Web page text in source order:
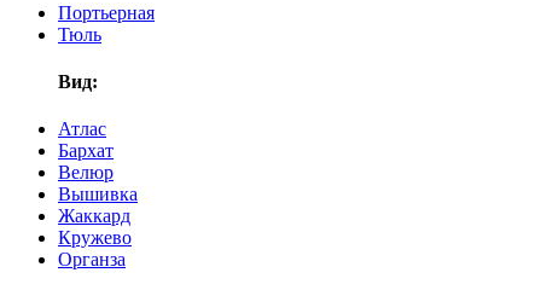
Портьерная
Тюль
Вид:
Атлас
Бархат
Велюр
Вышивка
Жаккард
Кружево
Органза